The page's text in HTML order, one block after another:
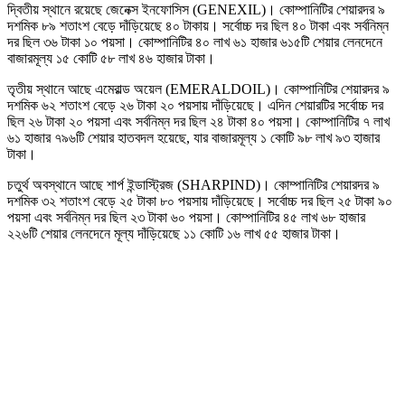
দ্বিতীয় স্থানে রয়েছে জেনেক্স ইনফোসিস (GENEXIL)। কোম্পানিটির শেয়ারদর ৯
দশমিক ৮৯ শতাংশ বেড়ে দাঁড়িয়েছে ৪০ টাকায়। সর্বোচ্চ দর ছিল ৪০ টাকা এবং সর্বনিম্ন
দর ছিল ৩৬ টাকা ১০ পয়সা। কোম্পানিটির ৪০ লাখ ৬১ হাজার ৬১৫টি শেয়ার লেনদেনে
বাজারমূল্য ১৫ কোটি ৫৮ লাখ ৪৬ হাজার টাকা।
তৃতীয় স্থানে আছে এমেরাল্ড অয়েল (EMERALDOIL)। কোম্পানিটির শেয়ারদর ৯
দশমিক ৬২ শতাংশ বেড়ে ২৬ টাকা ২০ পয়সায় দাঁড়িয়েছে। এদিন শেয়ারটির সর্বোচ্চ দর
ছিল ২৬ টাকা ২০ পয়সা এবং সর্বনিম্ন দর ছিল ২৪ টাকা ৪০ পয়সা। কোম্পানিটির ৭ লাখ
৬১ হাজার ৭৯৬টি শেয়ার হাতবদল হয়েছে, যার বাজারমূল্য ১ কোটি ৯৮ লাখ ৯৩ হাজার
টাকা।
চতুর্থ অবস্থানে আছে শার্প ইন্ডাস্ট্রিজ (SHARPIND)। কোম্পানিটির শেয়ারদর ৯
দশমিক ৩২ শতাংশ বেড়ে ২৫ টাকা ৮০ পয়সায় দাঁড়িয়েছে। সর্বোচ্চ দর ছিল ২৫ টাকা ৯০
পয়সা এবং সর্বনিম্ন দর ছিল ২৩ টাকা ৬০ পয়সা। কোম্পানিটির ৪৫ লাখ ৬৮ হাজার
২২৬টি শেয়ার লেনদেনে মূল্য দাঁড়িয়েছে ১১ কোটি ১৬ লাখ ৫৫ হাজার টাকা।